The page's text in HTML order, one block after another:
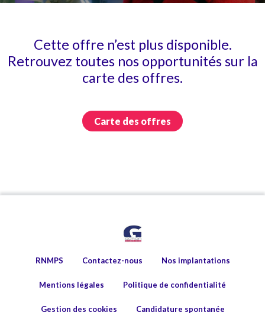
Cette offre n’est plus disponible.
Retrouvez toutes nos opportunités sur la
carte des offres.
Carte des offres
RNMPS Contactez-nous Nos implantations
Mentions légales Politique de confidentialité
Gestion des cookies Candidature spontanée